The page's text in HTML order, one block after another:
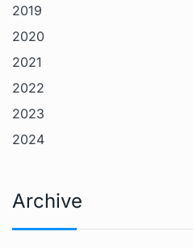
2019
2020
2021
2022
2023
2024
Archive